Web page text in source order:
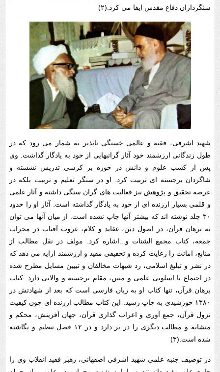
سنگرداران دفاع مقدس ایفا می کرد.(۲)
شهید اشرفی، فقیه و عالمی خستگی ناپذیر به شمار می رود که در
طول زندگانی ارزشمند خود آثار گرانبهایی از خود به یادگار گذاشت. وی
پس از کسب علوم و دانش در حوزه بر کرسی تدریس نشسته و
شاگردان برجسته ای تربیت کرد. او در سنگر تعلیم و تربیت بلکه در
عرصه تحقیق و پژوهش نیز فعالیت های گران سنگی داشته و آثار علمی
و قلمی بسیار ارزنده ای از خود به یادگار گذاشته است. آثار او را حدود
۳۰ جلد نوشته اند که بیشتر آنها چاپ نشده است. از میان آنها می توان
به برهان قرآن، در اصول دین، عقاید و کلام، غروب آفتاب در محراب
جمعه، کتاب مجمع الشتات و...اشاره کرد. مولف در نقل مطالب از
منابع، امانت را رعایت کرده و تحقیقی مفید و ارزشمند ارایه می دهد که
در نشر و تبلیغ اسلامی، رد شبهات مخالفان و تبیین مسایل مطرح شده
در اجتماع با اسلوبی علمی و متین، مقام برجسته و والایی دارد. کتاب
برهان قرآن، تنها کتاب او به زبان فارسی است که بعد از شهادتش در
۱۳۸۰ خورشیدی به چاپ رسید. این کتاب مطالب ارزنده ای چون کیفیت
نزول قرآن، جمع آوری و اعراب گذاری قرآن، جهان آفرینش، محکم و
متشابه و مطالب دیگری را در بر دارد و در ۱۲ فصل تنظیم و نگاشته
شده است.(۳)
در توصیف جنبه علمی شهید اشرفی اصفهانی، رهبر فقید انقلاب وی را